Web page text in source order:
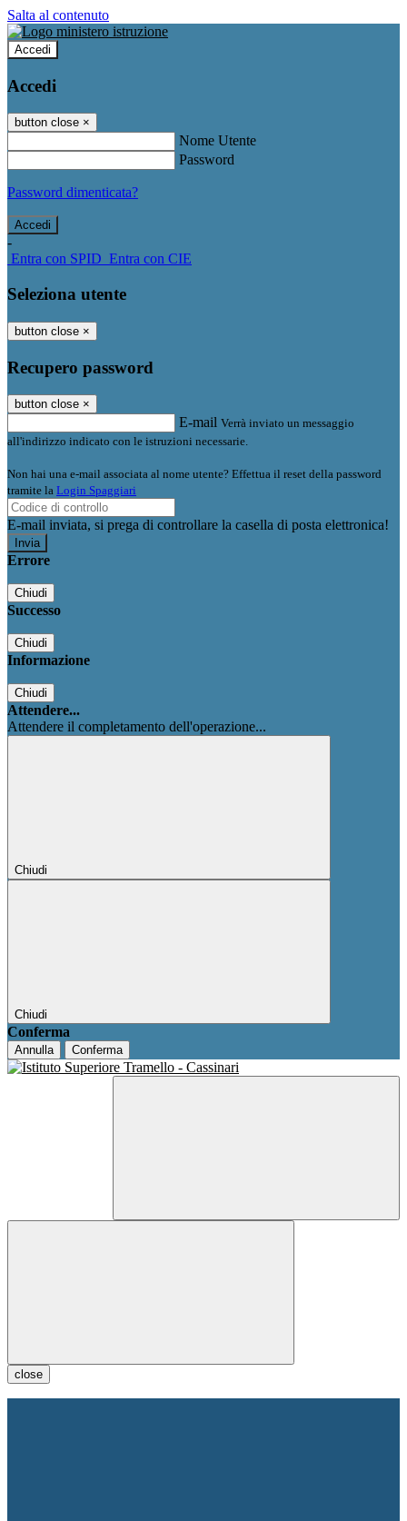
Salta al contenuto
Accedi
Accedi
button close ×
Nome Utente
Password
Password dimenticata?
-
Entra con SPID Entra con CIE
Seleziona utente
button close ×
Recupero password
button close ×
E-mail Verrà inviato un messaggio
all'indirizzo indicato con le istruzioni necessarie.
Non hai una e-mail associata al nome utente? Effettua il reset della password
tramite la Login Spaggiari
E-mail inviata, si prega di controllare la casella di posta elettronica!
Errore
Chiudi
Successo
Chiudi
Informazione
Chiudi
Attendere...
Attendere il completamento dell'operazione...
Chiudi
Chiudi
Conferma
Annulla Conferma
close